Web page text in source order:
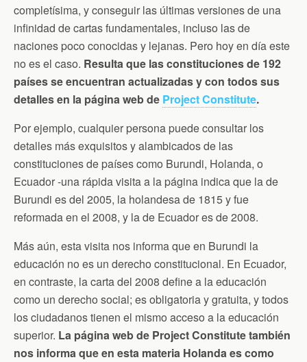
completísima, y conseguir las últimas versiones de una
infinidad de cartas fundamentales, incluso las de
naciones poco conocidas y lejanas. Pero hoy en día este
no es el caso. Resulta que las constituciones de 192
países se encuentran actualizadas y con todos sus
detalles en la página web de Project Constitute.
Por ejemplo, cualquier persona puede consultar los
detalles más exquisitos y alambicados de las
constituciones de países como Burundi, Holanda, o
Ecuador -una rápida visita a la página indica que la de
Burundi es del 2005, la holandesa de 1815 y fue
reformada en el 2008, y la de Ecuador es de 2008.
Más aún, esta visita nos informa que en Burundi la
educación no es un derecho constitucional. En Ecuador,
en contraste, la carta del 2008 define a la educación
como un derecho social; es obligatoria y gratuita, y todos
los ciudadanos tienen el mismo acceso a la educación
superior. La página web de Project Constitute también
nos informa que en esta materia Holanda es como